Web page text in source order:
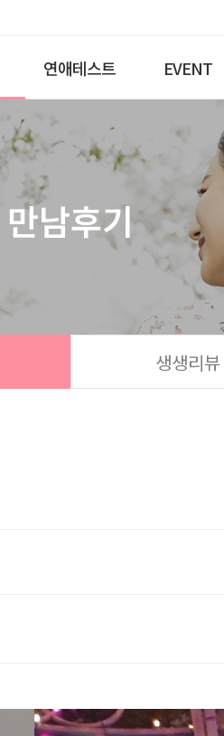
연애테스트 EVENT
만남후기
생생리뷰